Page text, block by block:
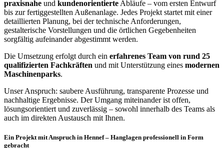
praxisnahe und kundenorientierte Abläufe – vom ersten Entwurf
bis zur fertiggestellten Außenanlage. Jedes Projekt startet mit einer
detaillierten Planung, bei der technische Anforderungen,
gestalterische Vorstellungen und die örtlichen Gegebenheiten
sorgfältig aufeinander abgestimmt werden.
Die Umsetzung erfolgt durch ein erfahrenes Team von rund 25
qualifizierten Fachkräften und mit Unterstützung eines modernen
Maschinenparks.
Unser Anspruch: saubere Ausführung, transparente Prozesse und
nachhaltige Ergebnisse. Der Umgang miteinander ist offen,
lösungsorientiert und zuverlässig – sowohl innerhalb des Teams als
auch im direkten Austausch mit Ihnen.
Ein Projekt mit Anspruch in Hennef – Hanglagen professionell in Form
gebracht